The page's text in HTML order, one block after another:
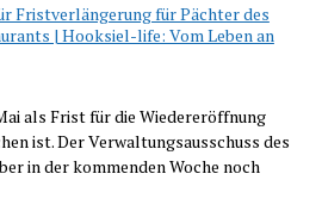
Fristverlängerung für Pächter des
| Hooksiel-life: Vom Leben an
als Frist für die Wiedereröffnung
ist. Der Verwaltungsausschuss des
in der kommenden Woche noch